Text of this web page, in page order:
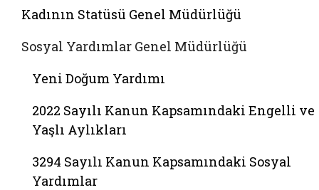
Kadının Statüsü Genel Müdürlüğü
Sosyal Yardımlar Genel Müdürlüğü
Yeni Doğum Yardımı
2022 Sayılı Kanun Kapsamındaki Engelli ve
Yaşlı Aylıkları
3294 Sayılı Kanun Kapsamındaki Sosyal
Yardımlar